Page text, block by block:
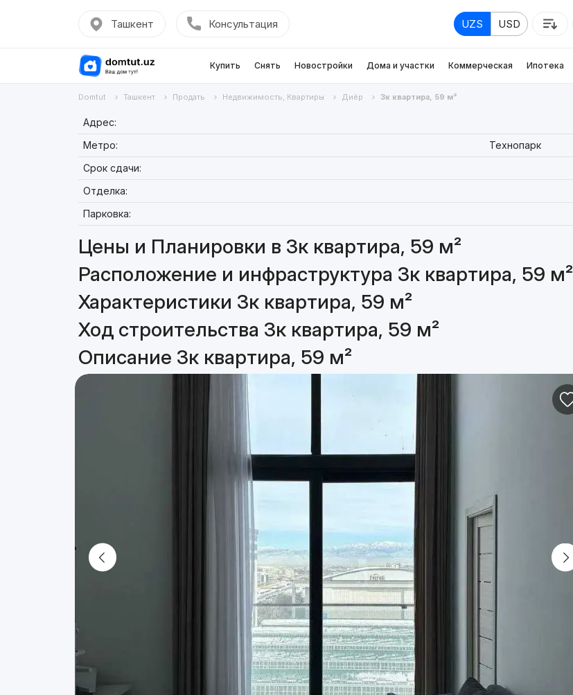
Ташкент Консультация UZS USD
Купить Снять Новостройки Дома и участки Коммерческая Ипотека
Domtut Ташкент Продать Недвижимость, Квартиры Диёр 3к квартира, 59 м²
Адрес:
Метро:
Технопарк
Срок сдачи:
Отделка:
Парковка:
Цены и Планировки в 3к квартира, 59 м²
Расположение и инфраструктура 3к квартира, 59 м²
Характеристики 3к квартира, 59 м²
Ход строительства 3к квартира, 59 м²
Описание 3к квартира, 59 м²